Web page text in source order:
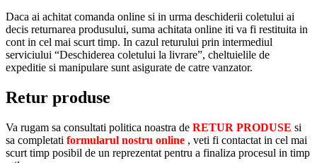
Daca ai achitat comanda online si in urma deschiderii coletului ai
decis returnarea produsului, suma achitata online iti va fi restituita in
cont in cel mai scurt timp. In cazul returului prin intermediul
serviciului “Deschiderea coletului la livrare”, cheltuielile de
expeditie si manipulare sunt asigurate de catre vanzator.
Retur produse
Va rugam sa consultati politica noastra de RETUR PRODUSE si
sa completati formularul nostru online , veti fi contactat in cel mai
scurt timp posibil de un reprezentat pentru a finaliza procesul in timp